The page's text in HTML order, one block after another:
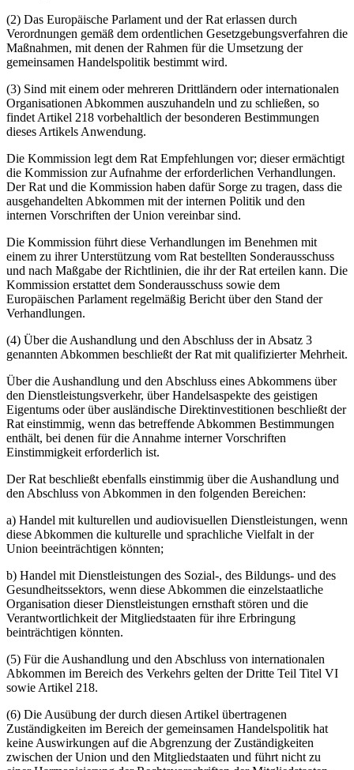
(2) Das Europäische Parlament und der Rat erlassen durch
Verordnungen gemäß dem ordentlichen Gesetzgebungsverfahren die
Maßnahmen, mit denen der Rahmen für die Umsetzung der
gemeinsamen Handelspolitik bestimmt wird.
(3) Sind mit einem oder mehreren Drittländern oder internationalen
Organisationen Abkommen auszuhandeln und zu schließen, so
findet Artikel 218 vorbehaltlich der besonderen Bestimmungen
dieses Artikels Anwendung.
Die Kommission legt dem Rat Empfehlungen vor; dieser ermächtigt
die Kommission zur Aufnahme der erforderlichen Verhandlungen.
Der Rat und die Kommission haben dafür Sorge zu tragen, dass die
ausgehandelten Abkommen mit der internen Politik und den
internen Vorschriften der Union vereinbar sind.
Die Kommission führt diese Verhandlungen im Benehmen mit
einem zu ihrer Unterstützung vom Rat bestellten Sonderausschuss
und nach Maßgabe der Richtlinien, die ihr der Rat erteilen kann. Die
Kommission erstattet dem Sonderausschuss sowie dem
Europäischen Parlament regelmäßig Bericht über den Stand der
Verhandlungen.
(4) Über die Aushandlung und den Abschluss der in Absatz 3
genannten Abkommen beschließt der Rat mit qualifizierter Mehrheit.
Über die Aushandlung und den Abschluss eines Abkommens über
den Dienstleistungsverkehr, über Handelsaspekte des geistigen
Eigentums oder über ausländische Direktinvestitionen beschließt der
Rat einstimmig, wenn das betreffende Abkommen Bestimmungen
enthält, bei denen für die Annahme interner Vorschriften
Einstimmigkeit erforderlich ist.
Der Rat beschließt ebenfalls einstimmig über die Aushandlung und
den Abschluss von Abkommen in den folgenden Bereichen:
a) Handel mit kulturellen und audiovisuellen Dienstleistungen, wenn
diese Abkommen die kulturelle und sprachliche Vielfalt in der
Union beeinträchtigen könnten;
b) Handel mit Dienstleistungen des Sozial-, des Bildungs- und des
Gesundheitssektors, wenn diese Abkommen die einzelstaatliche
Organisation dieser Dienstleistungen ernsthaft stören und die
Verantwortlichkeit der Mitgliedstaaten für ihre Erbringung
beinträchtigen könnten.
(5) Für die Aushandlung und den Abschluss von internationalen
Abkommen im Bereich des Verkehrs gelten der Dritte Teil Titel VI
sowie Artikel 218.
(6) Die Ausübung der durch diesen Artikel übertragenen
Zuständigkeiten im Bereich der gemeinsamen Handelspolitik hat
keine Auswirkungen auf die Abgrenzung der Zuständigkeiten
zwischen der Union und den Mitgliedstaaten und führt nicht zu